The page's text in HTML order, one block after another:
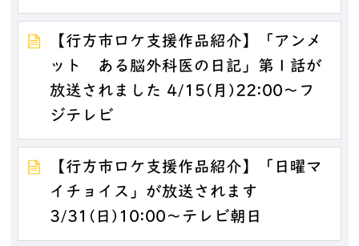
【行方市ロケ支援作品紹介】「アンメ
ット ある脳外科医の日記」第１話が
放送されました 4/15(月)22:00～フ
ジテレビ
【行方市ロケ支援作品紹介】「日曜マ
イチョイス」が放送されます
3/31(日)10:00～テレビ朝日